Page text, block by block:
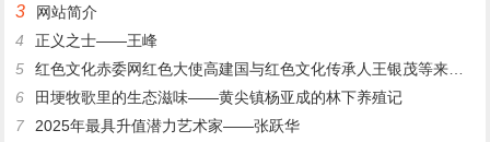
3
网站简介
4
正义之士——王峰
5
红色文化赤委网红色大使高建国与红色文化传承人王银茂等来登仙桥
6
田埂牧歌里的生态滋味——黄尖镇杨亚成的林下养殖记
7
2025年最具升值潜力艺术家——张跃华